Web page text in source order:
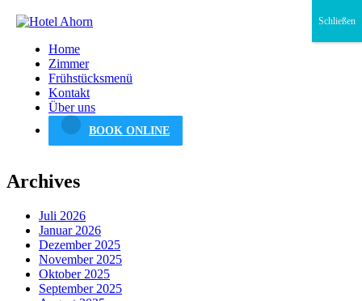
Home
Zimmer
Frühstücksmenü
Kontakt
Über uns
BOOK ONLINE
Archives
Juli 2026
Januar 2026
Dezember 2025
November 2025
Oktober 2025
September 2025
Schließen